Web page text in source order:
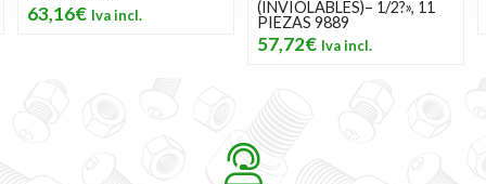
63,16€
(INVIOLABLES)– 1/2?», 11
PIEZAS 9889
57,72€